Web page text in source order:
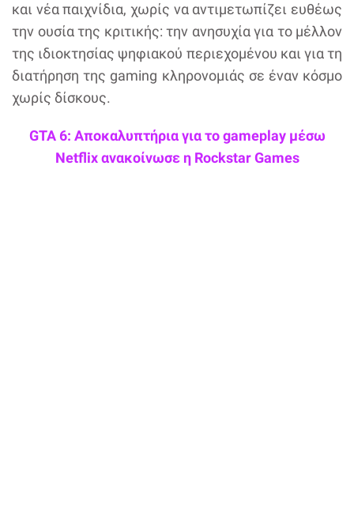
και νέα παιχνίδια, χωρίς να αντιμετωπίζει ευθέως
την ουσία της κριτικής: την ανησυχία για το μέλλον
της ιδιοκτησίας ψηφιακού περιεχομένου και για τη
διατήρηση της gaming κληρονομιάς σε έναν κόσμο
χωρίς δίσκους.
GTA 6: Αποκαλυπτήρια για το gameplay μέσω
Netflix ανακοίνωσε η Rockstar Games